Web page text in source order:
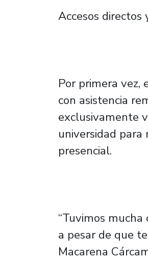
Accesos
Por primera vez,
con asistencia
exclusivamente
universidad
presencial.
“Tuvimos
a pesar de que
Macarena